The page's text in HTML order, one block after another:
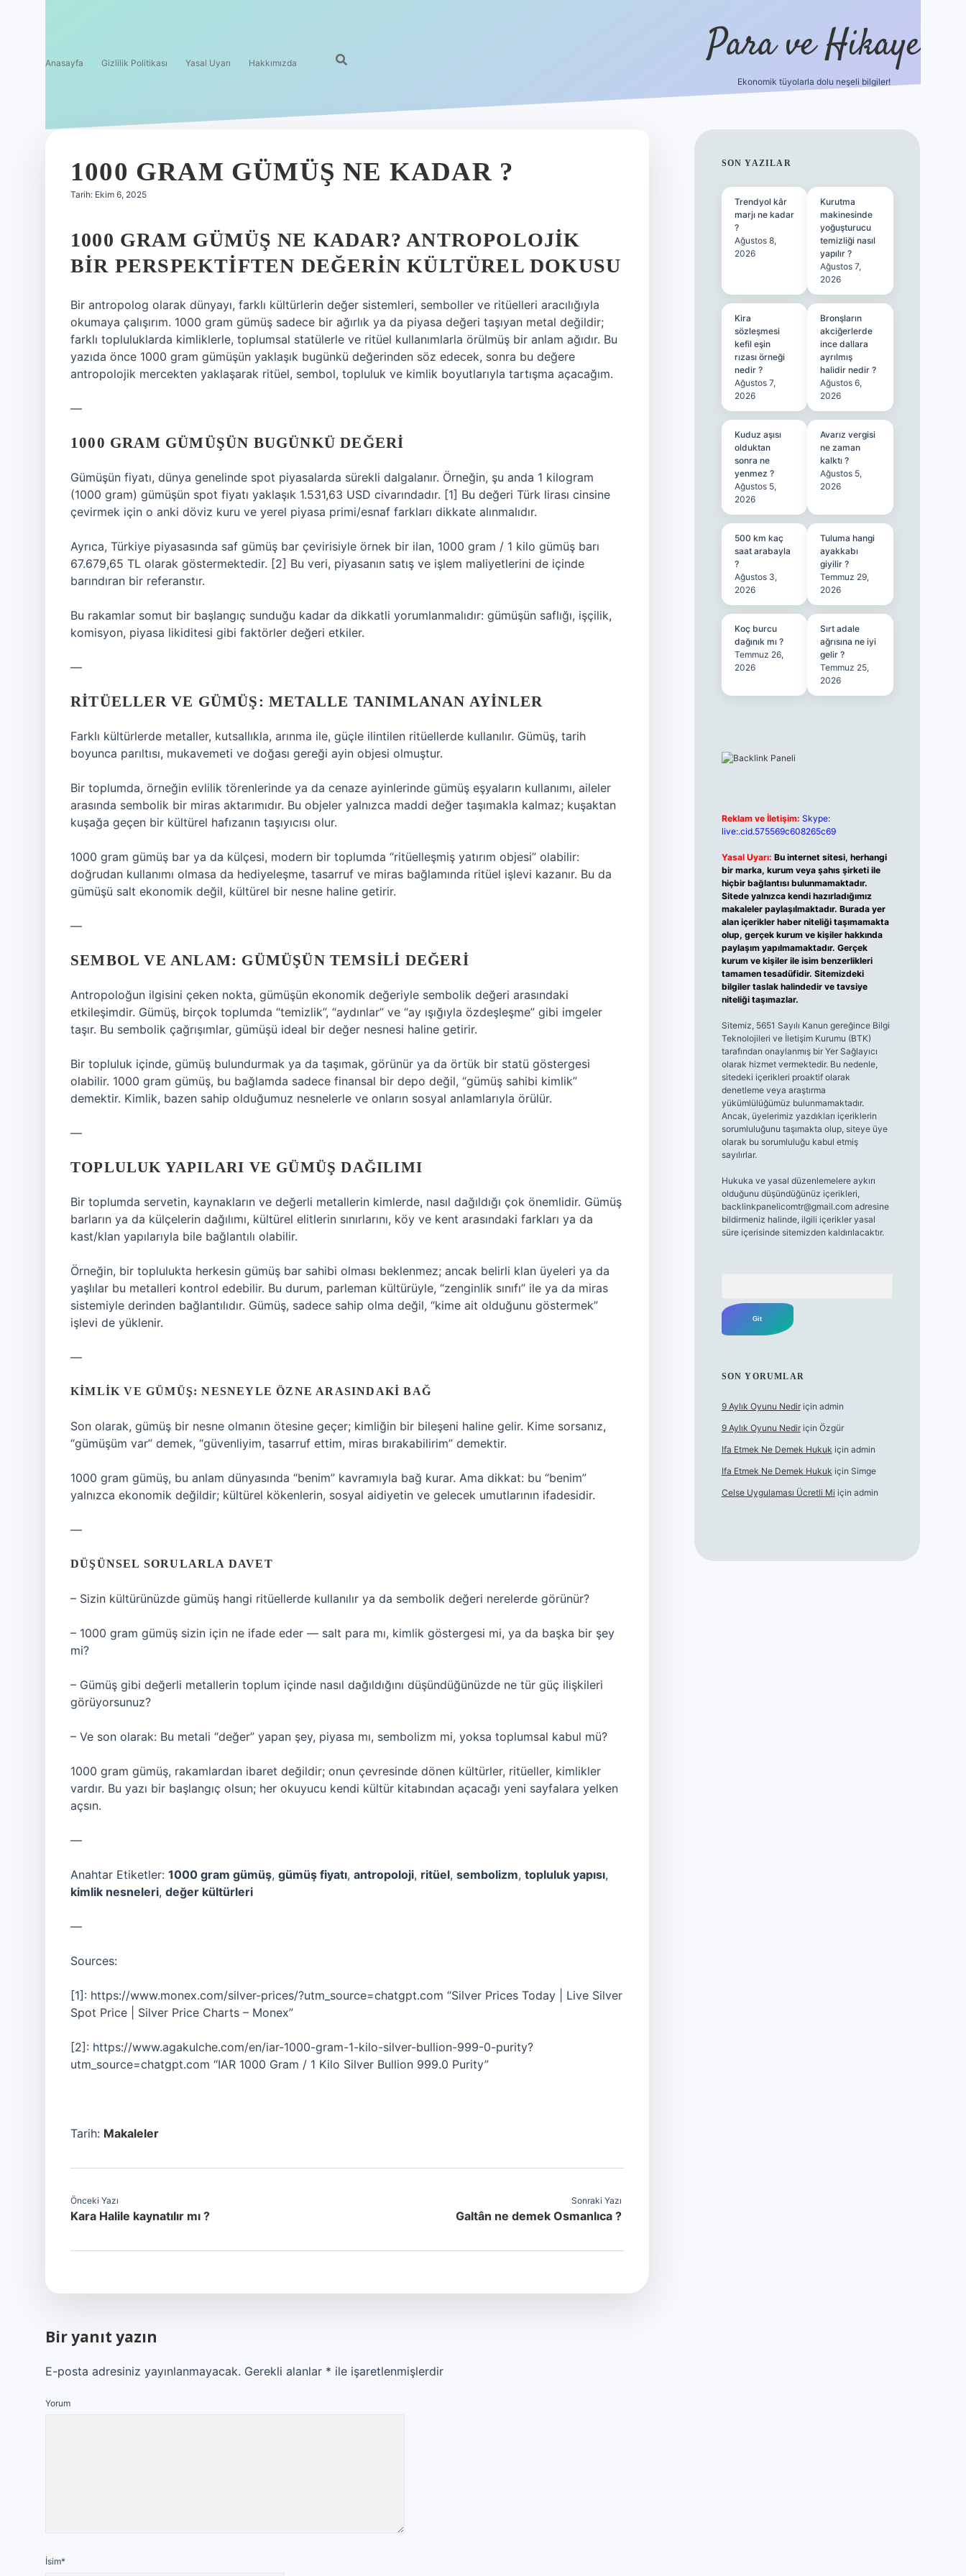
Anasayfa Gizlilik Politikası Yasal Uyarı Hakkımızda Para ve Hikaye
Ekonomik tüyolarla dolu neşeli bilgiler!
1000 GRAM GÜMÜŞ NE KADAR ?
Tarih: Ekim 6, 2025
1000 GRAM GÜMÜŞ NE KADAR? ANTROPOLOJIK
BIR PERSPEKTIFTEN DEĞERIN KÜLTÜREL DOKUSU
Bir antropolog olarak dünyayı, farklı kültürlerin değer sistemleri, semboller ve ritüelleri aracılığıyla
okumaya çalışırım. 1000 gram gümüş sadece bir ağırlık ya da piyasa değeri taşıyan metal değildir;
farklı topluluklarda kimliklerle, toplumsal statülerle ve ritüel kullanımlarla örülmüş bir anlam ağıdır. Bu
yazıda önce 1000 gram gümüşün yaklaşık bugünkü değerinden söz edecek, sonra bu değere
antropolojik mercekten yaklaşarak ritüel, sembol, topluluk ve kimlik boyutlarıyla tartışma açacağım.
—
1000 GRAM GÜMÜŞÜN BUGÜNKÜ DEĞERI
Gümüşün fiyatı, dünya genelinde spot piyasalarda sürekli dalgalanır. Örneğin, şu anda 1 kilogram
(1000 gram) gümüşün spot fiyatı yaklaşık 1.531,63 USD civarındadır. [1] Bu değeri Türk lirası cinsine
çevirmek için o anki döviz kuru ve yerel piyasa primi/esnaf farkları dikkate alınmalıdır.
Ayrıca, Türkiye piyasasında saf gümüş bar çevirisiyle örnek bir ilan, 1000 gram / 1 kilo gümüş barı
67.679,65 TL olarak göstermektedir. [2] Bu veri, piyasanın satış ve işlem maliyetlerini de içinde
barındıran bir referanstır.
Bu rakamlar somut bir başlangıç sunduğu kadar da dikkatli yorumlanmalıdır: gümüşün saflığı, işçilik,
komisyon, piyasa likiditesi gibi faktörler değeri etkiler.
—
RITÜELLER VE GÜMÜŞ: METALLE TANIMLANAN AYINLER
Farklı kültürlerde metaller, kutsallıkla, arınma ile, güçle ilintilen ritüellerde kullanılır. Gümüş, tarih
boyunca parıltısı, mukavemeti ve doğası gereği ayin objesi olmuştur.
Bir toplumda, örneğin evlilik törenlerinde ya da cenaze ayinlerinde gümüş eşyaların kullanımı, aileler
arasında sembolik bir miras aktarımıdır. Bu objeler yalnızca maddi değer taşımakla kalmaz; kuşaktan
kuşağa geçen bir kültürel hafızanın taşıyıcısı olur.
1000 gram gümüş bar ya da külçesi, modern bir toplumda “ritüelleşmiş yatırım objesi” olabilir:
doğrudan kullanımı olmasa da hediyeleşme, tasarruf ve miras bağlamında ritüel işlevi kazanır. Bu da
gümüşü salt ekonomik değil, kültürel bir nesne haline getirir.
—
SEMBOL VE ANLAM: GÜMÜŞÜN TEMSILI DEĞERI
Antropoloğun ilgisini çeken nokta, gümüşün ekonomik değeriyle sembolik değeri arasındaki
etkileşimdir. Gümüş, birçok toplumda “temizlik”, “aydınlar” ve “ay ışığıyla özdeşleşme” gibi imgeler
taşır. Bu sembolik çağrışımlar, gümüşü ideal bir değer nesnesi haline getirir.
Bir topluluk içinde, gümüş bulundurmak ya da taşımak, görünür ya da örtük bir statü göstergesi
olabilir. 1000 gram gümüş, bu bağlamda sadece finansal bir depo değil, “gümüş sahibi kimlik”
demektir. Kimlik, bazen sahip olduğumuz nesnelerle ve onların sosyal anlamlarıyla örülür.
—
TOPLULUK YAPILARI VE GÜMÜŞ DAĞILIMI
Bir toplumda servetin, kaynakların ve değerli metallerin kimlerde, nasıl dağıldığı çok önemlidir. Gümüş
barların ya da külçelerin dağılımı, kültürel elitlerin sınırlarını, köy ve kent arasındaki farkları ya da
kast/klan yapılarıyla bile bağlantılı olabilir.
Örneğin, bir toplulukta herkesin gümüş bar sahibi olması beklenmez; ancak belirli klan üyeleri ya da
yaşlılar bu metalleri kontrol edebilir. Bu durum, parleman kültürüyle, “zenginlik sınıfı” ile ya da miras
sistemiyle derinden bağlantılıdır. Gümüş, sadece sahip olma değil, “kime ait olduğunu göstermek”
işlevi de yüklenir.
—
KIMLIK VE GÜMÜŞ: NESNEYLE ÖZNE ARASINDAKI BAĞ
Son olarak, gümüş bir nesne olmanın ötesine geçer; kimliğin bir bileşeni haline gelir. Kime sorsanız,
“gümüşüm var” demek, “güvenliyim, tasarruf ettim, miras bırakabilirim” demektir.
1000 gram gümüş, bu anlam dünyasında “benim” kavramıyla bağ kurar. Ama dikkat: bu “benim”
yalnızca ekonomik değildir; kültürel kökenlerin, sosyal aidiyetin ve gelecek umutlarının ifadesidir.
—
DÜŞÜNSEL SORULARLA DAVET
– Sizin kültürünüzde gümüş hangi ritüellerde kullanılır ya da sembolik değeri nerelerde görünür?
– 1000 gram gümüş sizin için ne ifade eder — salt para mı, kimlik göstergesi mi, ya da başka bir şey
mi?
– Gümüş gibi değerli metallerin toplum içinde nasıl dağıldığını düşündüğünüzde ne tür güç ilişkileri
görüyorsunuz?
– Ve son olarak: Bu metali “değer” yapan şey, piyasa mı, sembolizm mi, yoksa toplumsal kabul mü?
1000 gram gümüş, rakamlardan ibaret değildir; onun çevresinde dönen kültürler, ritüeller, kimlikler
vardır. Bu yazı bir başlangıç olsun; her okuyucu kendi kültür kitabından açacağı yeni sayfalara yelken
açsın.
—
Anahtar Etiketler: 1000 gram gümüş, gümüş fiyatı, antropoloji, ritüel, sembolizm, topluluk yapısı,
kimlik nesneleri, değer kültürleri
—
Sources:
[1]: https://www.monex.com/silver-prices/?utm_source=chatgpt.com “Silver Prices Today | Live Silver
Spot Price | Silver Price Charts – Monex”
[2]: https://www.agakulche.com/en/iar-1000-gram-1-kilo-silver-bullion-999-0-purity?
utm_source=chatgpt.com “IAR 1000 Gram / 1 Kilo Silver Bullion 999.0 Purity”
Tarih: Makaleler
Önceki Yazı
Kara Halile kaynatılır mı ?
Sonraki Yazı
Galtân ne demek Osmanlıca ?
Bir yanıt yazın
E-posta adresiniz yayınlanmayacak. Gerekli alanlar * ile işaretlenmişlerdir
Yorum
İsim*
SIDEBAR
SON YAZILAR
Trendyol kâr
marjı ne kadar
?
Ağustos 8,
2026
Kurutma
makinesinde
yoğuşturucu
temizliği nasıl
yapılır ?
Ağustos 7,
2026
Kira
sözleşmesi
kefil eşin
rızası örneği
nedir ?
Ağustos 7,
2026
Bronşların
akciğerlerde
ince dallara
ayrılmış
halidir nedir ?
Ağustos 6,
2026
Kuduz aşısı
olduktan
sonra ne
yenmez ?
Ağustos 5,
2026
Avarız vergisi
ne zaman
kalktı ?
Ağustos 5,
2026
500 km kaç
saat arabayla
?
Ağustos 3,
2026
Tuluma hangi
ayakkabı
giyilir ?
Temmuz 29,
2026
Koç burcu
dağınık mı ?
Temmuz 26,
2026
Sırt adale
ağrısına ne iyi
gelir ?
Temmuz 25,
2026
Reklam ve İletişim: Skype:
live:.cid.575569c608265c69
Yasal Uyarı: Bu internet sitesi, herhangi
bir marka, kurum veya şahıs şirketi ile
hiçbir bağlantısı bulunmamaktadır.
Sitede yalnızca kendi hazırladığımız
makaleler paylaşılmaktadır. Burada yer
alan içerikler haber niteliği taşımamakta
olup, gerçek kurum ve kişiler hakkında
paylaşım yapılmamaktadır. Gerçek
kurum ve kişiler ile isim benzerlikleri
tamamen tesadüfidir. Sitemizdeki
bilgiler taslak halindedir ve tavsiye
niteliği taşımazlar.
Sitemiz, 5651 Sayılı Kanun gereğince Bilgi
Teknolojileri ve İletişim Kurumu (BTK)
tarafından onaylanmış bir Yer Sağlayıcı
olarak hizmet vermektedir. Bu nedenle,
sitedeki içerikleri proaktif olarak
denetleme veya araştırma
yükümlülüğümüz bulunmamaktadır.
Ancak, üyelerimiz yazdıkları içeriklerin
sorumluluğunu taşımakta olup, siteye üye
olarak bu sorumluluğu kabul etmiş
sayılırlar.
Hukuka ve yasal düzenlemelere aykırı
olduğunu düşündüğünüz içerikleri,
backlinkpanelicomtr@gmail.comadresine
bildirmeniz halinde, ilgili içerikler yasal
süre içerisinde sitemizden kaldırılacaktır.
SON YORUMLAR
9 Aylık Oyunu Nediriçin admin
9 Aylık Oyunu Nediriçin Özgür
Ifa Etmek Ne Demek Hukuk için admin
Ifa Etmek Ne Demek Hukuk için Simge
Celse Uygulaması Ücretli Mi için admin
hiltonbet giriş